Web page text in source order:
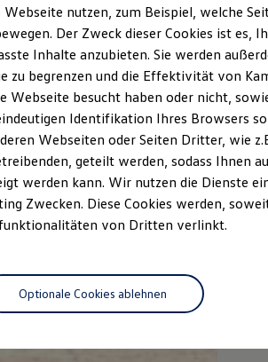
Webseite nutzen, zum Beispiel, welche
Der Zweck dieser Cookies ist es,
Inhalte anzubieten. Sie werden
zu begrenzen und die Effektivität von
Webseite besucht haben oder nicht,
Identifikation Ihres Browsers
Webseiten oder Seiten Dritter, wie
geteilt werden, sodass Ihnen
werden kann. Wir nutzen die Dienste
Zwecken. Diese Cookies werden,
von Dritten verlinkt.
Optionale Cookies ablehnen